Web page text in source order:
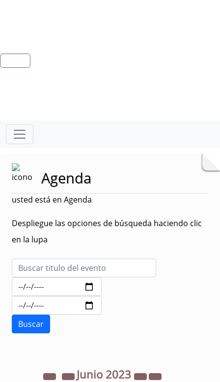
Agenda
usted está en Agenda
Despliegue las opciones de búsqueda haciendo clic
en la lupa
Junio 2023